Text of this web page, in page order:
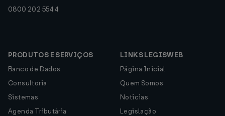
0800 202 5544
PRODUTOS E SERVIÇOS
Banco de Dados
Consultoria
Sistemas
Agenda Tributária
LINKS LEGISWEB
Página Inicial
Quem Somos
Notícias
Legislação